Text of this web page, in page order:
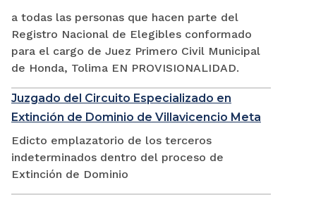
a todas las personas que hacen parte del
Registro Nacional de Elegibles conformado
para el cargo de Juez Primero Civil Municipal
de Honda, Tolima EN PROVISIONALIDAD.
Juzgado del Circuito Especializado en
Extinción de Dominio de Villavicencio Meta
Edicto emplazatorio de los terceros
indeterminados dentro del proceso de
Extinción de Dominio